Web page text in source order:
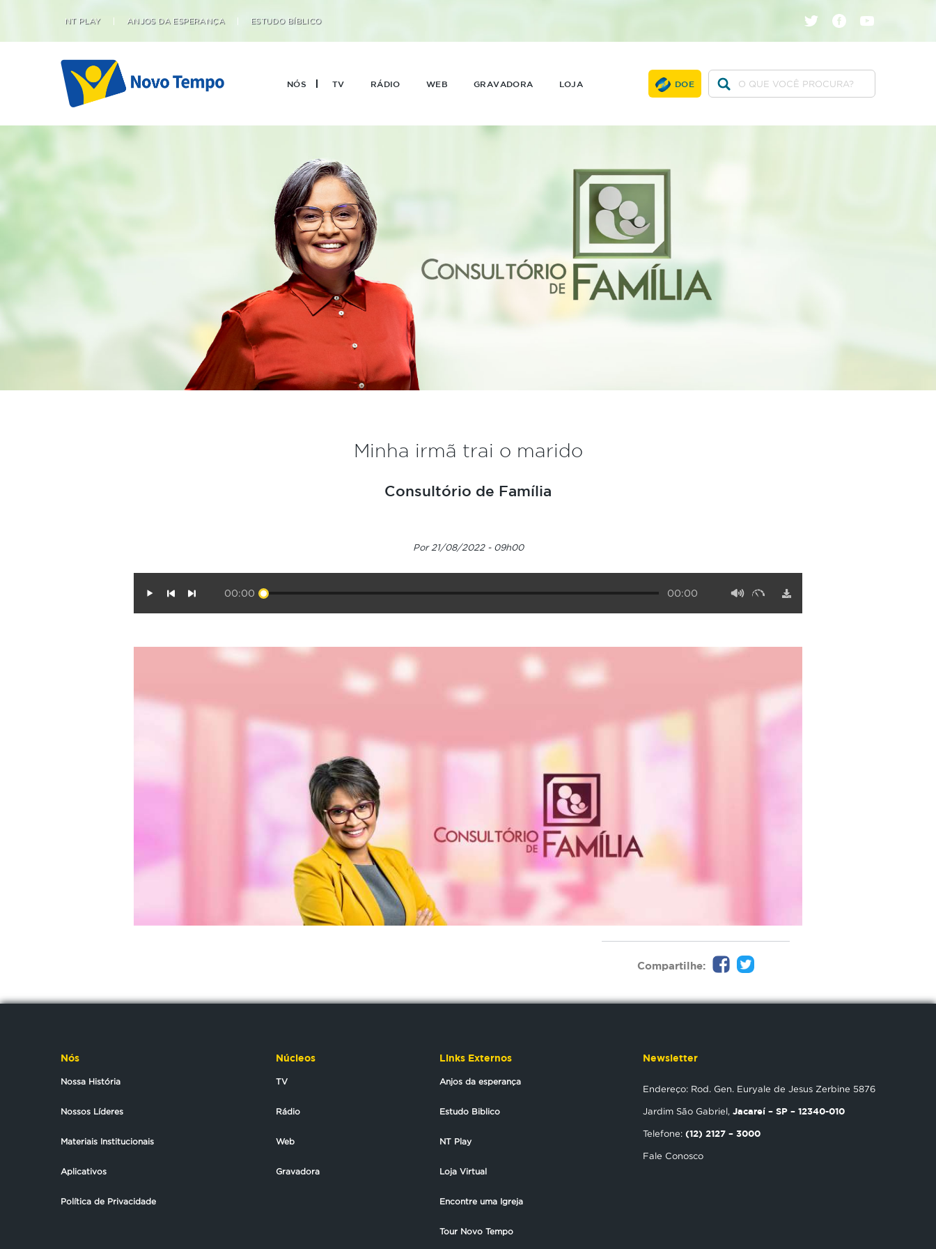
NÓS TV RÁDIO WEB
NT PLAY ANJOS DA ESPERANÇA ESTUDO BÍBLICO
GRAVADORA LOJA DOE
Minha irmã trai o marido
Consultório de Família
Por 21/08/2022 - 09h00
00:00 00:00
Compartilhe:
Nós
Nossa História
Nossos Líderes
Materiais Institucionais
Aplicativos
Política de Privacidade
Núcleos
TV
Rádio
Web
Gravadora
Links Externos
Anjos da esperança
Estudo Biblico
NT Play
Loja Virtual
Encontre uma Igreja
Tour Novo Tempo
Newsletter
Endereço: Rod. Gen. Euryale de Jesus Zerbine 5876
Jardim São Gabriel, Jacareí – SP – 12340-010
Telefone: (12) 2127 – 3000
Fale Conosco